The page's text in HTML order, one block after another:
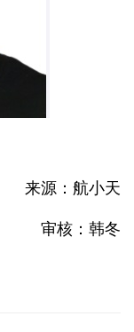
：航小天
审核：韩冬